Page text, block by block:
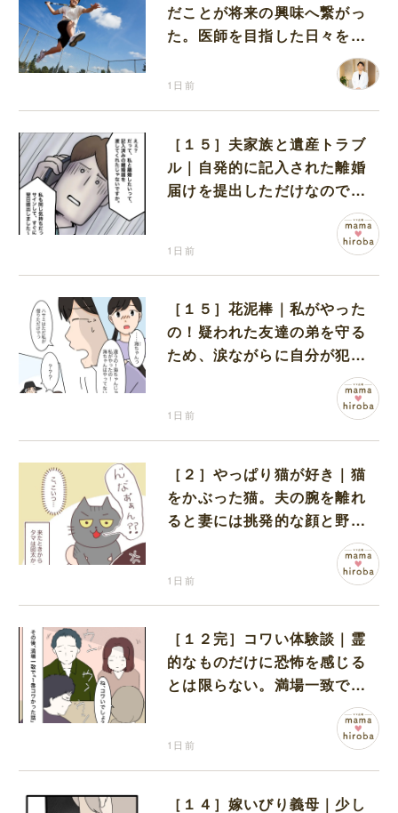
だことが将来の興味へ繋がっ
た。医師を目指した日々を振
1日前
［１５］夫家族と遺産トラブ
ル｜自発的に記入された離婚
届けを提出しただけなので、
1日前
［１５］花泥棒｜私がやった
の！疑われた友達の弟を守る
ため、涙ながらに自分が犯人
1日前
［２］やっぱり猫が好き｜猫
をかぶった猫。夫の腕を離れ
ると妻には挑発的な顔と野太
1日前
［１２完］コワい体験談｜霊
的なものだけに恐怖を感じる
とは限らない。満場一致でコ
ワいと認定された意外な体験
1日前
［１４］嫁いびり義母｜少し